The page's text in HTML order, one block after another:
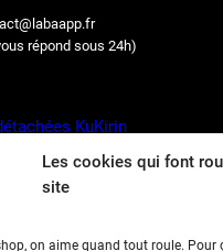
Les cookies qui font
site
on aime quand tout roule. Pour
répond sous 24h)
KuKirin
Ninebot